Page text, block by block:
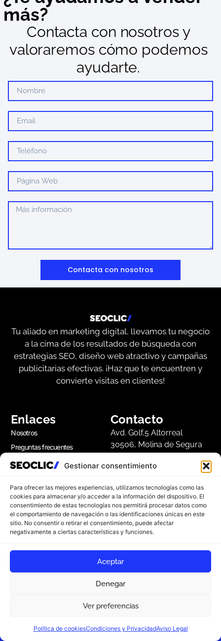
Gestionar consentimiento
Para ofrecer las mejores experiencias, utilizamos tecnologías como las
cookies para almacenar y/o acceder a la información del dispositivo. El
consentimiento de estas tecnologías nos permitirá procesar datos como
el comportamiento de navegación o las identificaciones únicas en este
sitio. No consentir o retirar el consentimiento, puede afectar
negativamente a ciertas características y funciones.
Aceptar
Denegar
Ver preferencias
Política de cookiesCondiciones y PrivacidadAviso Legal
¿Empezamos?
más?
Contacta con nosotros y
valoraremos cómo podemos
ayudarte.
Contacta con nosotros
Tu aliado en marketing digital, llevamos tu negocio
a la cima de los resultados de búsqueda con
estrategias SEO, diseño web atractivo y campañas
publicitarias efectivas. ¡Haz que te encuentren y
convierte visitas en clientes!
Enlaces
Nosotros
Preguntas frecuentes
Blog
Ubicaciones
Contacto
Avd. Golf,5 Altorreal
30506, Molina de Segura
968 32 01 24
Apúntate a nuestra Newsletter
Suscríbete a nuestro boletín para disfrutar de
inspiración.
Apúntate